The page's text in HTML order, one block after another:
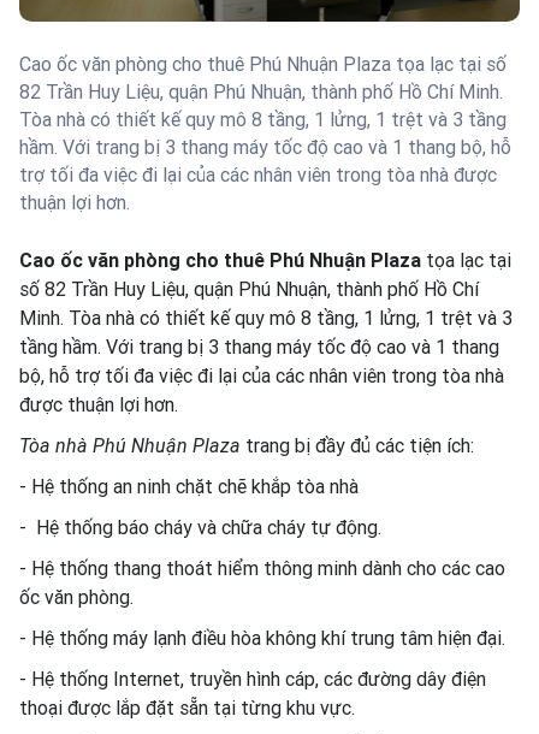
Cao ốc văn phòng cho thuê Phú Nhuận Plaza tọa lạc tại số
82 Trần Huy Liệu, quận Phú Nhuận, thành phố Hồ Chí Minh.
Tòa nhà có thiết kế quy mô 8 tầng, 1 lửng, 1 trệt và 3 tầng
hầm. Với trang bị 3 thang máy tốc độ cao và 1 thang bộ, hỗ
trợ tối đa việc đi lại của các nhân viên trong tòa nhà được
thuận lợi hơn.
Cao ốc văn phòng cho thuê Phú Nhuận Plaza tọa lạc tại
số 82 Trần Huy Liệu, quận Phú Nhuận, thành phố Hồ Chí
Minh. Tòa nhà có thiết kế quy mô 8 tầng, 1 lửng, 1 trệt và 3
tầng hầm. Với trang bị 3 thang máy tốc độ cao và 1 thang
bộ, hỗ trợ tối đa việc đi lại của các nhân viên trong tòa nhà
được thuận lợi hơn.
Tòa nhà Phú Nhuận Plaza trang bị đầy đủ các tiện ích:
- Hệ thống an ninh chặt chẽ khắp tòa nhà
- Hệ thống báo cháy và chữa cháy tự động.
- Hệ thống thang thoát hiểm thông minh dành cho các cao
ốc văn phòng.
- Hệ thống máy lạnh điều hòa không khí trung tâm hiện đại.
- Hệ thống Internet, truyền hình cáp, các đường dây điện
thoại được lắp đặt sẵn tại từng khu vực.